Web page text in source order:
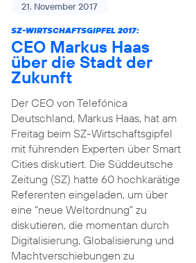
21. November 2017
SZ-WIRTSCHAFTSGIPFEL 2017:
CEO Markus Haas
über die Stadt der
Zukunft
Der CEO von Telefónica
Deutschland, Markus Haas, hat am
Freitag beim SZ-Wirtschaftsgipfel
mit führenden Experten über Smart
Cities diskutiert. Die Süddeutsche
Zeitung (SZ) hatte 60 hochkarätige
Referenten eingeladen, um über
eine “neue Weltordnung” zu
diskutieren, die momentan durch
Digitalisierung, Globalisierung und
Machtverschiebungen zu